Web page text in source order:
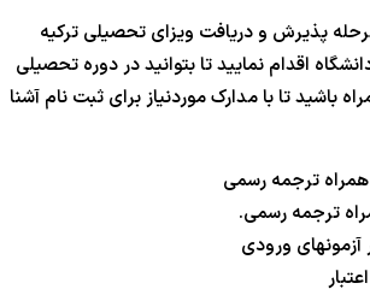
پذیرش و دریافت ویزای تحصیلی ترکیه
اقدام نمایید تا بتوانید در دوره تحصیلی
باشید تا با مدارک موردنیاز برای ثبت نام آشنا
ترجمه رسمی
ترجمه رسمی.
ورودی